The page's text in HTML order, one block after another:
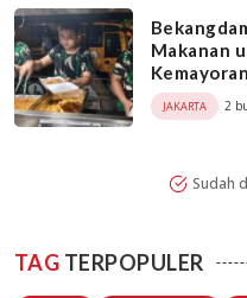
Makanan
Beroperasi
JAKARTA 2
Sudah
TAG TERPOPULER